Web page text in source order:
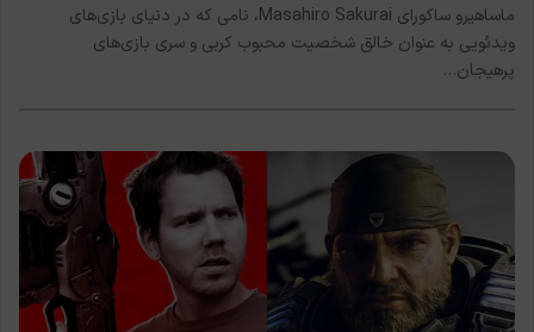
ماساهیرو ساکورای Masahiro Sakurai، نامی که در دنیای بازی‌های
ویدئویی به عنوان خالق شخصیت محبوب کربی و سری بازی‌های
پرهیجان…